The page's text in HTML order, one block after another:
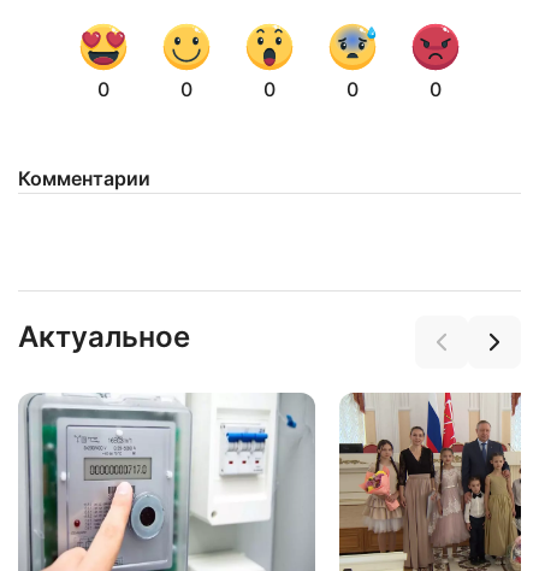
0 0 0 0 0
Комментарии
Актуальное
Нажимая на кнопку "Отправить" вы